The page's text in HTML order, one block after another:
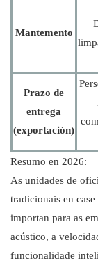
Mantemento
Prazo de
entrega
(exportación)
Resumo en 2026:
As unidades de
tradicionais en
importan para as
acústico, a
funcionalidade